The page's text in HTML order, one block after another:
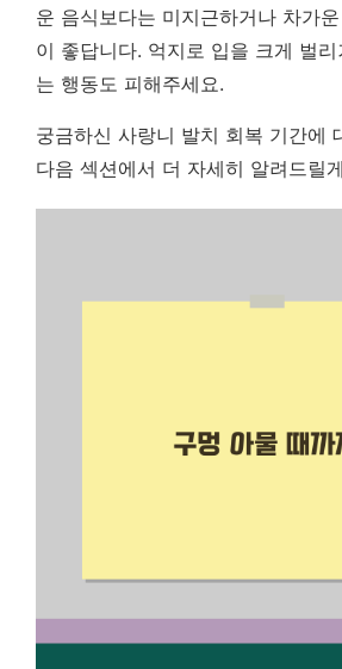
운 음식보다는 미지근하거나 차가
이 좋답니다. 억지로 입을 크게 벌
는 행동도 피해주세요.
궁금하신 사랑니 발치 회복 기간에
다음 섹션에서 더 자세히 알려드릴